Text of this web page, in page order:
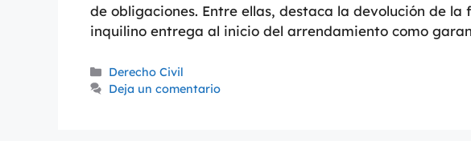
de obligaciones. Entre ellas, destaca la devolución de
inquilino entrega al inicio del arrendamiento como
Derecho Civil
Deja un comentario